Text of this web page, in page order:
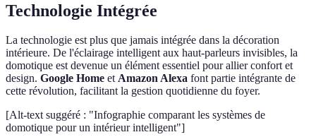
Technologie Intégrée
La technologie est plus que jamais intégrée dans la décoration
intérieure. De l'éclairage intelligent aux haut-parleurs invisibles, la
domotique est devenue un élément essentiel pour allier confort et
design. Google Home etAmazon Alexa font partie intégrante de
cette révolution, facilitant la gestion quotidienne du foyer.
[Alt-text suggéré : "Infographie comparant les systèmes de
domotique pour un intérieur intelligent"]